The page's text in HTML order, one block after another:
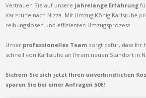
Vertrauen Sie auf unsere jahrelange Erfahrung
Karlsruhe nach Nizza. Mit Umzug König Karlsruhe
reibungslosen und effizienten Umzugsprozess.
Unser professionelles Team sorgt dafür, dass Ihr
schnell von Karlsruhe an Ihrem neuen Standort in
Sichern Sie sich jetzt Ihren unverbindlichen
sparen Sie bei einer Anfragen 50€!